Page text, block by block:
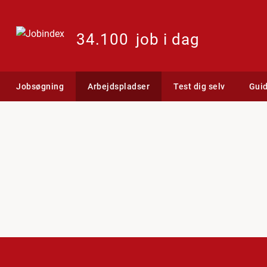
34.100 job i dag
Jobsøgning Arbejdspladser Test dig selv